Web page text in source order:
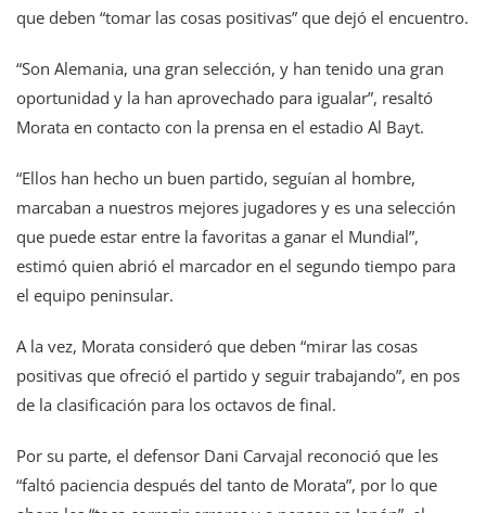
que deben “tomar las cosas positivas” que dejó el encuentro.
“Son Alemania, una gran selección, y han tenido una gran
oportunidad y la han aprovechado para igualar”, resaltó
Morata en contacto con la prensa en el estadio Al Bayt.
“Ellos han hecho un buen partido, seguían al hombre,
marcaban a nuestros mejores jugadores y es una selección
que puede estar entre la favoritas a ganar el Mundial”,
estimó quien abrió el marcador en el segundo tiempo para
el equipo peninsular.
A la vez, Morata consideró que deben “mirar las cosas
positivas que ofreció el partido y seguir trabajando”, en pos
de la clasificación para los octavos de final.
Por su parte, el defensor Dani Carvajal reconoció que les
“faltó paciencia después del tanto de Morata”, por lo que